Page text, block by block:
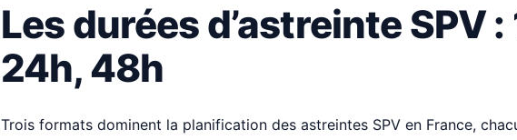
Les durées d’astreinte SPV :
24h, 48h
Trois formats dominent la planification des astreintes SPV en France,